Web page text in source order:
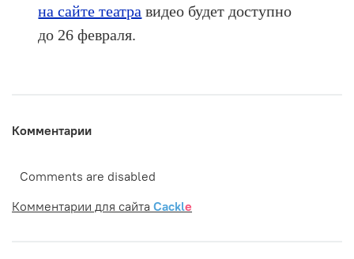
на сайте театра видео будет доступно
до 26 февраля.
Комментарии
Comments are disabled
Комментарии для сайта Cackle